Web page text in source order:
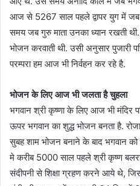
आज से 5267 साल पहले द्वापर युग में जब
समय जब गुरु माता उनका ध्यान रखती
भोजन करवाती थी. उसी अनुसार पुजारी
परम्परा हम आज भी निर्वहन कर रहे है.
भोजन के लिए आज भी जलता है चुहला
भगवान श्री कृष्णा के लिए आज भी
ऊपर भगवान का शुद्ध भोजन बनता है.
सुबह शाम भोजन बनाने के बाद भगवान को
मे करीब 5000 साल पहले श्री कृष्ण
संदीपनी से शिक्षा ग्रहण करने आये थे,